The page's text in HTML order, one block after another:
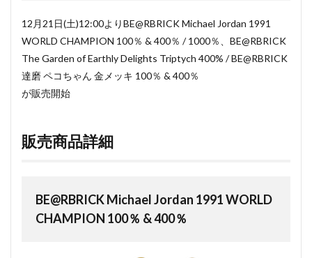
12月21日(土)12:00よりBE@RBRICK Michael Jordan 1991
WORLD CHAMPION 100％ & 400％ / 1000％、BE@RBRICK
The Garden of Earthly Delights Triptych 400% / BE@RBRICK
達磨 ペコちゃん 金メッキ 100％ & 400％
が販売開始
販売商品詳細
BE@RBRICK Michael Jordan 1991 WORLD
CHAMPION 100％ & 400％